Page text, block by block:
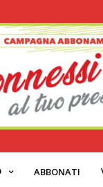
ABBONATI